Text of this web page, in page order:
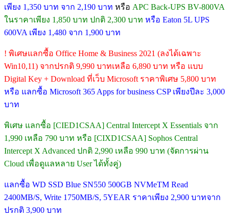
เพียง 1,350 บาท จาก 2,190 บาท หรือ APC Back-UPS BV-800VA
ในราคาเพียง 1,850 บาท ปกติ 2,300 บาท หรือ Eaton 5L UPS
600VA เพียง 1,480 จาก 1,900 บาท
! พิเศษแลกซื้อ Office Home & Business 2021 (ลงได้เฉพาะ
Win10,11) จากปรกติ 9,990 บาทเหลือ 6,890 บาท หรือ แบบ
Digital Key + Download ที่เว็บ Microsoft ราคาพิเศษ 5,800 บาท
หรือ แลกซื้อ Microsoft 365 Apps for business CSP เพียงปีละ 3,000
บาท
พิเศษ แลกซื้อ [CIED1CSAA] Central Intercept X Essentials จาก
1,990 เหลือ 790 บาท หรือ [CIXD1CSAA] Sophos Central
Intercept X Advanced ปกติ 2,990 เหลือ 990 บาท (จัดการผ่าน
Cloud เพื่อดูแลหลาย User ได้ทั้งคู่)
แลกซื้อ WD SSD Blue SN550 500GB NVMeTM Read
2400MB/S, Write 1750MB/S, 5YEAR ราคาเพียง 2,900 บาทจาก
ปรกติ 3,900 บาท